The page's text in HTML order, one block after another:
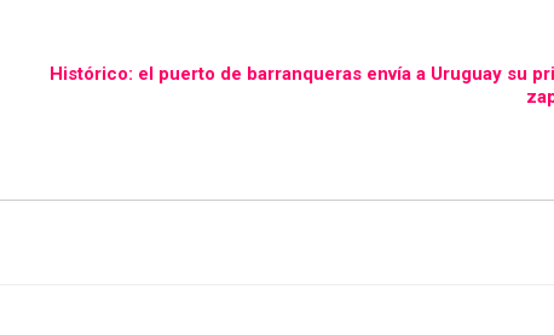
Histórico: el puerto de barranqueras envía a Uruguay su